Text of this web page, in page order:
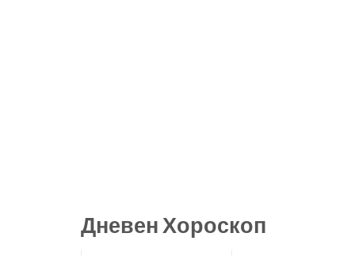
Дневен Хороскоп